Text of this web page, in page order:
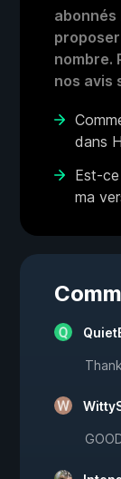
nombre.
nos avis
dans
Est-
ma